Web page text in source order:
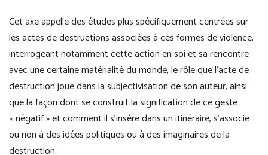
Cet axe appelle des études plus spécifiquement centrées sur
les actes de destructions associées à ces formes de violence,
interrogeant notamment cette action en soi et sa rencontre
avec une certaine matérialité du monde, le rôle que l’acte de
destruction joue dans la subjectivisation de son auteur, ainsi
que la façon dont se construit la signification de ce geste
« négatif » et comment il s’insère dans un itinéraire, s’associe
ou non à des idées politiques ou à des imaginaires de la
destruction.